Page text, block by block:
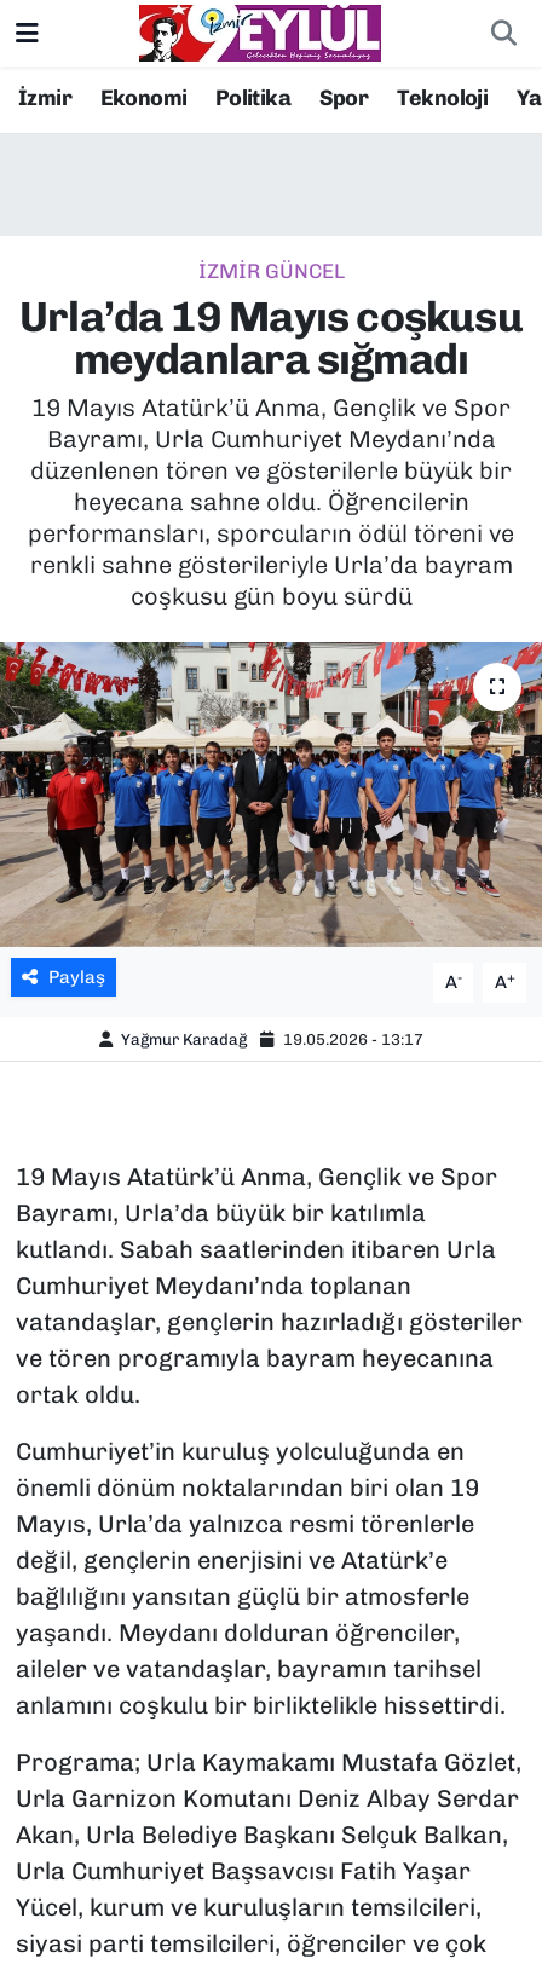
İzmir Ekonomi Politika Spor Teknoloji
İZMİR GÜNCEL
Urla’da 19 Mayıs coşkusu
meydanlara sığmadı
19 Mayıs Atatürk’ü Anma, Gençlik ve Spor
Bayramı, Urla Cumhuriyet Meydanı’nda
düzenlenen tören ve gösterilerle büyük bir
heyecana sahne oldu. Öğrencilerin
performansları, sporcuların ödül töreni ve
renkli sahne gösterileriyle Urla’da bayram
coşkusu gün boyu sürdü
Paylaş A- A+
Yağmur Karadağ 19.05.2026 - 13:17
19 Mayıs Atatürk’ü Anma, Gençlik ve Spor
Bayramı, Urla’da büyük bir katılımla
kutlandı. Sabah saatlerinden itibaren Urla
Cumhuriyet Meydanı’nda toplanan
vatandaşlar, gençlerin hazırladığı gösteriler
ve tören programıyla bayram heyecanına
ortak oldu.
Cumhuriyet’in kuruluş yolculuğunda en
önemli dönüm noktalarından biri olan 19
Mayıs, Urla’da yalnızca resmi törenlerle
değil, gençlerin enerjisini ve Atatürk’e
bağlılığını yansıtan güçlü bir atmosferle
yaşandı. Meydanı dolduran öğrenciler,
aileler ve vatandaşlar, bayramın tarihsel
anlamını coşkulu bir birliktelikle hissettirdi.
Programa; Urla Kaymakamı Mustafa Gözlet,
Urla Garnizon Komutanı Deniz Albay Serdar
Akan, Urla Belediye Başkanı Selçuk Balkan,
Urla Cumhuriyet Başsavcısı Fatih Yaşar
Yücel, kurum ve kuruluşların temsilcileri,
siyasi parti temsilcileri, öğrenciler ve çok
Resmi İlanlar
EKONOMİ
KÜLTÜR SANAT
MAGAZİN
POLİTİKA
SAĞLIK
SPOR
TEKNOLOJİ
YAŞAM
YEREL YÖNETİMLER
Konak Nöbetçi Eczaneler
Süper Lig Puan Durumu ve Fikstür
Tüm Manşetler
Son Dakika Haberleri
Haber Arşivi